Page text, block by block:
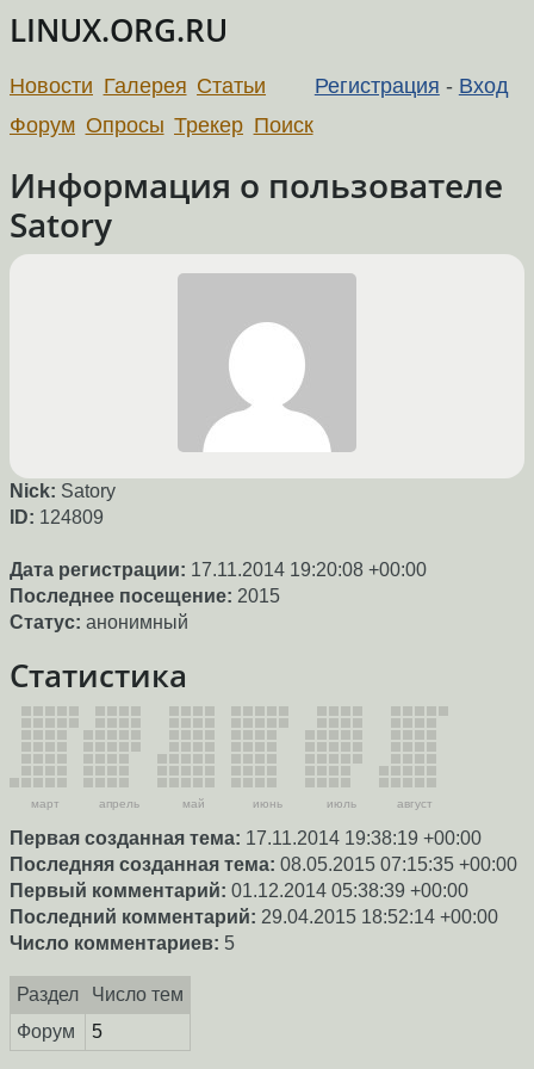
LINUX.ORG.RU
Регистрация - Вход
Новости Галерея Статьи
Форум Опросы Трекер Поиск
Информация о пользователе
Satory
Nick: Satory
ID: 124809
Дата регистрации: 17.11.2014 19:20:08 +00:00
Последнее посещение: 2015
Статус: анонимный
Статистика
март апрель май июнь июль август
Первая созданная тема: 17.11.2014 19:38:19 +00:00
Последняя созданная тема: 08.05.2015 07:15:35 +00:00
Первый комментарий: 01.12.2014 05:38:39 +00:00
Последний комментарий: 29.04.2015 18:52:14 +00:00
Число комментариев: 5
Раздел
Число тем
Форум
5